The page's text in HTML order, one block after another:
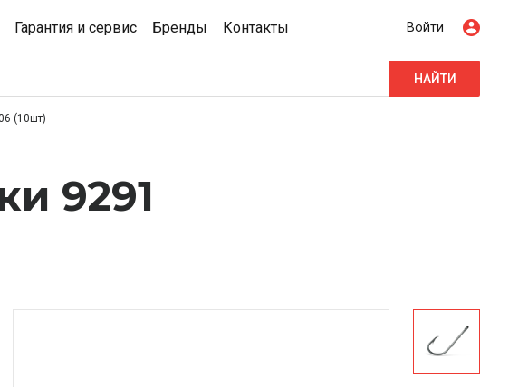
Гарантия и сервис Бренды Контакты Войти
НАЙТИ
(10шт)
9291